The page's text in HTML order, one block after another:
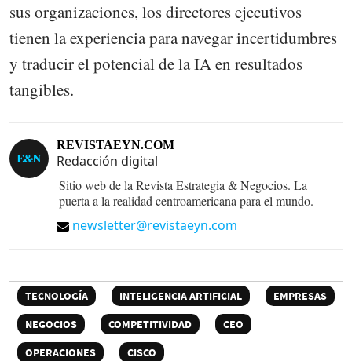
sus organizaciones, los directores ejecutivos
tienen la experiencia para navegar incertidumbres
y traducir el potencial de la IA en resultados
tangibles.
REVISTAEYN.COM
Redacción digital
Sitio web de la Revista Estrategia & Negocios. La
puerta a la realidad centroamericana para el mundo.
newsletter@revistaeyn.com
TECNOLOGÍA INTELIGENCIA ARTIFICIAL
EMPRESAS
NEGOCIOS
COMPETITIVIDAD
CEO
OPERACIONES
CISCO